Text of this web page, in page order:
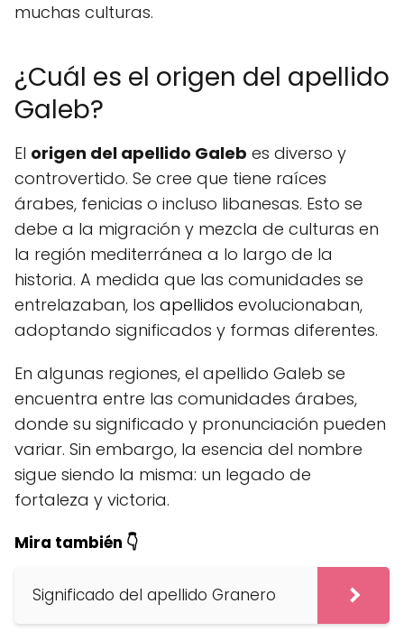
muchas culturas.
¿Cuál es el origen del apellido
Galeb?
El origen del apellido Galeb es diverso y
controvertido. Se cree que tiene raíces
árabes, fenicias o incluso libanesas. Esto se
debe a la migración y mezcla de culturas en
la región mediterránea a lo largo de la
historia. A medida que las comunidades se
entrelazaban, los apellidos evolucionaban,
adoptando significados y formas diferentes.
En algunas regiones, el apellido Galeb se
encuentra entre las comunidades árabes,
donde su significado y pronunciación pueden
variar. Sin embargo, la esencia del nombre
sigue siendo la misma: un legado de
fortaleza y victoria.
Mira también 👇
Significado del apellido Granero